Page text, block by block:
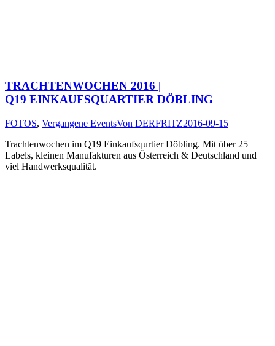
TRACHTENWOCHEN 2016 |
Q19 EINKAUFSQUARTIER DÖBLING
FOTOS, Vergangene EventsVon DERFRITZ2016-09-15
Trachtenwochen im Q19 Einkaufsqurtier Döbling. Mit über 25
Labels, kleinen Manufakturen aus Österreich & Deutschland und
viel Handwerksqualität.